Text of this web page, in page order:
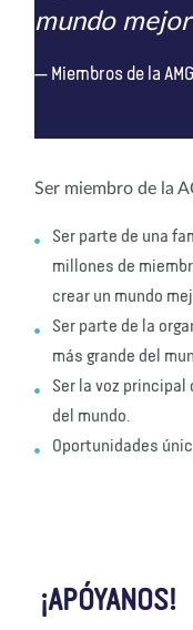
mundo mejor
Miembros de la
Ser miembro de la
Ser parte de una
millones de
crear un mundo
Ser parte de la
más grande del
Ser la voz
del mundo.
Oportunidades
¡APÓYANOS!